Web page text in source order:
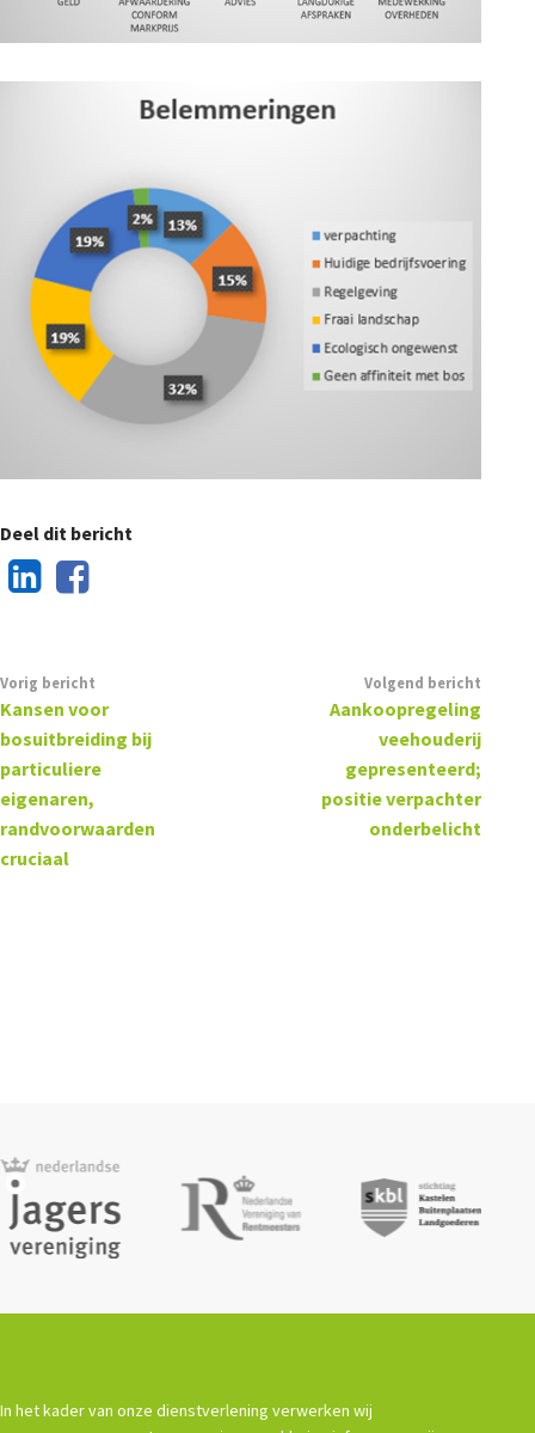
Deel dit bericht
Vorig bericht
Kansen voor
bosuitbreiding bij
particuliere
eigenaren,
randvoorwaarden
cruciaal
Volgend bericht
Aankoopregeling
veehouderij
gepresenteerd;
positie verpachter
onderbelicht
In het kader van onze dienstverlening verwerken wij